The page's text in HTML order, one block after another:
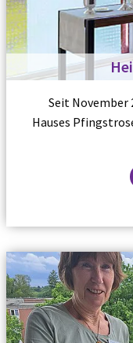
Seit November
Hauses